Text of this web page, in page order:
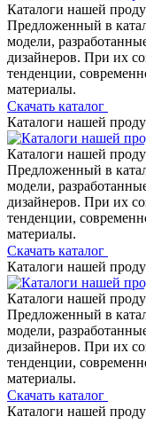
Каталоги нашей
Предложенный в
модели,
дизайнеров. При их
тенденции,
материалы.
Скачать каталог
Каталоги нашей
Каталоги нашей
Предложенный в
модели,
дизайнеров. При их
тенденции,
материалы.
Скачать каталог
Каталоги нашей
Каталоги нашей
Предложенный в
модели,
дизайнеров. При их
тенденции,
материалы.
Скачать каталог
Каталоги нашей